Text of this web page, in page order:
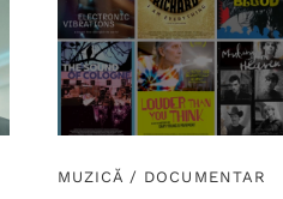
MUZICĂ / DOCUMENTAR